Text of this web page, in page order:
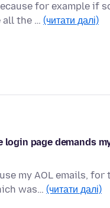
for example if
all the … (читати далі)
page demands
my AOL emails,
was… (читати далі)